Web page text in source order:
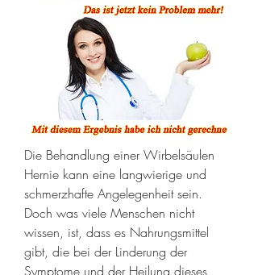
Die Behandlung einer Wirbelsäulen
Hernie kann eine langwierige und
schmerzhafte Angelegenheit sein.
Doch was viele Menschen nicht
wissen, ist, dass es Nahrungsmittel
gibt, die bei der Linderung der
Symptome und der Heilung dieses